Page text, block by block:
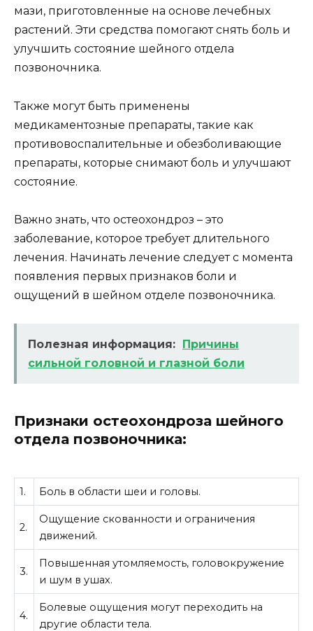
мази, приготовленные на основе лечебных
растений. Эти средства помогают снять боль и
улучшить состояние шейного отдела
позвоночника.
Также могут быть применены
медикаментозные препараты, такие как
противовоспалительные и обезболивающие
препараты, которые снимают боль и улучшают
состояние.
Важно знать, что остеохондроз – это
заболевание, которое требует длительного
лечения. Начинать лечение следует с момента
появления первых признаков боли и
ощущений в шейном отделе позвоночника.
Полезная информация: Причины
сильной головной и глазной боли
Признаки остеохондроза шейного
отдела позвоночника:
1. Боль в области шеи и головы.
2.
Ощущение скованности и ограничения
движений.
3.
Повышенная утомляемость, головокружение
и шум в ушах.
4.
Болевые ощущения могут переходить на
другие области тела.